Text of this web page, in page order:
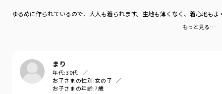
ゆるめに作られているので、大人も着られます。生地も薄くなく、着心地も
もっと見る…
まり
年代:30代
お子さまの性別:女の子
お子さまの年齢:7歳
"そうやってきたチームだったな"
■素材・シルエット
トレンドのビッグシルエットに、
合わせやすい白黒ボディを展開。